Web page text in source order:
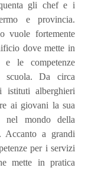
gli chef e i
e provincia.
vuole fortemente
dove mette in
e le competenze
Da circa
istituti alberghieri
ai giovani la sua
nel mondo della
Accanto a grandi
per i servizi
mette in pratica